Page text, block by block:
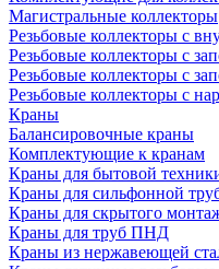
Магистральные коллекторы
Резьбовые коллекторы с
Резьбовые коллекторы с
Резьбовые коллекторы с
Резьбовые коллекторы с
Краны
Балансировочные краны
Комплектующие к кранам
Краны для бытовой
Краны для сильфонной
Краны для скрытого
Краны для труб ПНД
Краны из нержавеющей